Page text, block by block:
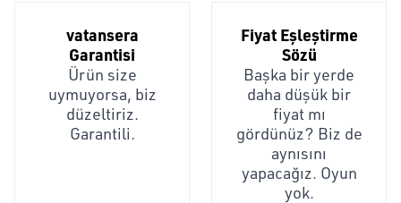
vatansera
Garantisi
Ürün size
uymuyorsa, biz
düzeltiriz.
Garantili.
Fiyat Eşleştirme
Sözü
Başka bir yerde
daha düşük bir
fiyat mı
gördünüz? Biz de
aynısını
yapacağız. Oyun
yok.